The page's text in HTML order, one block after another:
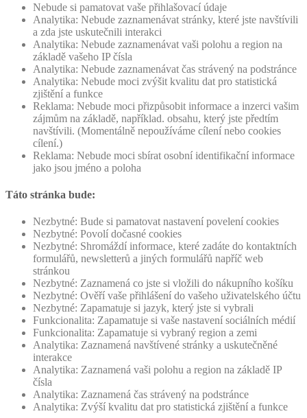
Nebude si pamatovat vaše přihlašovací údaje
Analytika: Nebude zaznamenávat stránky, které jste navštívili
a zda jste uskutečnili interakci
Analytika: Nebude zaznamenávat vaši polohu a region na
základě vašeho IP čísla
Analytika: Nebude zaznamenávat čas strávený na podstránce
Analytika: Nebude moci zvýšit kvalitu dat pro statistická
zjištění a funkce
Reklama: Nebude moci přizpůsobit informace a inzerci vašim
zájmům na základě, například. obsahu, který jste předtím
navštívili. (Momentálně nepoužíváme cílení nebo cookies
cílení.)
Reklama: Nebude moci sbírat osobní identifikační informace
jako jsou jméno a poloha
Táto stránka bude:
Nezbytné: Bude si pamatovat nastavení povelení cookies
Nezbytné: Povolí dočasné cookies
Nezbytné: Shromáždí informace, které zadáte do kontaktních
formulářů, newsletterů a jiných formulářů napříč web
stránkou
Nezbytné: Zaznamená co jste si vložili do nákupního košíku
Nezbytné: Ověří vaše přihlášení do vašeho uživatelského účtu
Nezbytné: Zapamatuje si jazyk, který jste si vybrali
Funkcionalita: Zapamatuje si vaše nastavení sociálních médií
Funkcionalita: Zapamatuje si vybraný region a zemi
Analytika: Zaznamená navštívené stránky a uskutečněné
interakce
Analytika: Zaznamená vaši polohu a region na základě IP
čísla
Analytika: Zaznamená čas strávený na podstránce
Analytika: Zvýší kvalitu dat pro statistická zjištění a funkce